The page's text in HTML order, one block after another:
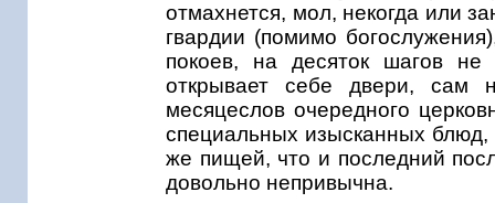
отмахнется, мол, некогда или
гвардии (помимо
покоев, на десяток шагов не
открывает себе двери, сам
месяцеслов очередного
специальных изысканных блюд,
же пищей, что и последний
довольно непривычна.